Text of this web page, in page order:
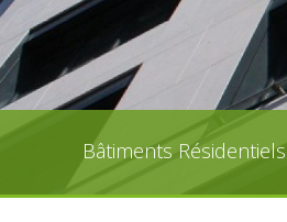
Bâtiments Résidentiels